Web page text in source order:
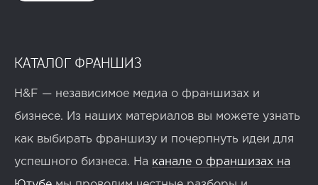
КАТАЛОГ ФРАНШИЗ
H&F — независимое медиа о франшизах и
бизнесе. Из наших материалов вы можете узнать
как выбирать франшизу и почерпнуть идеи для
успешного бизнеса. На канале о франшизах на